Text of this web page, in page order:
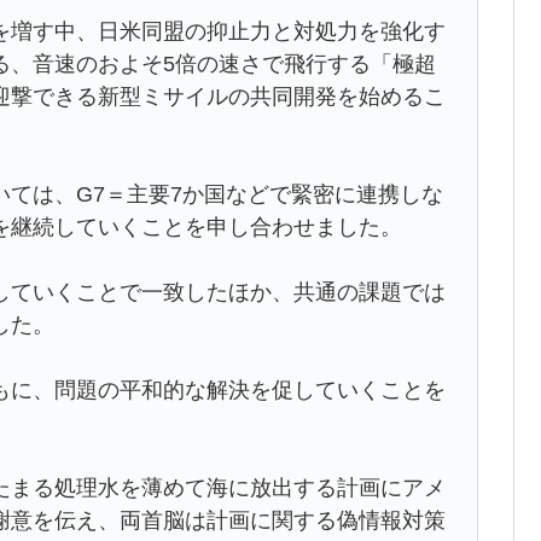
す中、日米同盟の抑止力と対処力を強化す
音速のおよそ5倍の速さで飛行する「極超
できる新型ミサイルの共同開発を始めるこ
は、G7＝主要7か国などで緊密に連携しな
続していくことを申し合わせました。
いくことで一致したほか、共通の課題では
。
、問題の平和的な解決を促していくことを
る処理水を薄めて海に放出する計画にアメ
を伝え、両首脳は計画に関する偽情報対策